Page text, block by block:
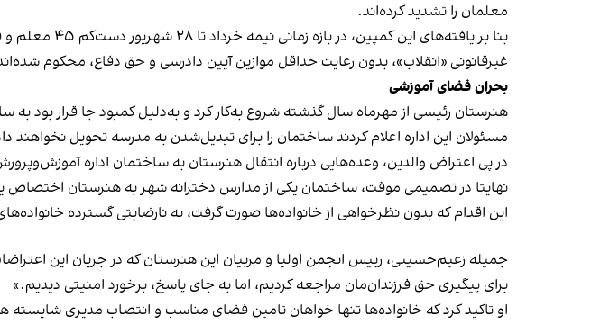
معلمان را تشدید کرده‌اند.
بنا بر
غیرقانونی «انقلاب»، بدون رعایت حداقل موازین آیین دادرسی و حق دفاع، محکوم
بحران فضای آموزشی
هنرستان رئیسی از مهرماه سال گذشته شروع به‌کار کرد و به‌دلیل کمبود جا قرار بود
مسئولان این اداره اعلام کردند ساختمان را برای تبدیل‌شدن به مدرسه تحویل نخواهند
در پی اعتراض والدین، وعده‌هایی درباره انتقال هنرستان به ساختمان اداره
نهایتا در تصمیمی موقت، ساختمان یکی از مدارس دخترانه شهر به هنرستان اختصاص
این اقدام که بدون نظرخواهی از خانواده‌ها صورت گرفت، به نارضایتی گسترده
جمیله زعیم‌حسینی، رییس انجمن اولیا و مربیان این هنرستان که در جریان این
برای پیگیری حق فرزندان‌مان مراجعه کردیم، اما به جای پاسخ، برخورد امنیتی دیدیم.»
او تاکید کرد که خانواده‌ها تنها خواهان تامین فضای مناسب و انتصاب مدیری